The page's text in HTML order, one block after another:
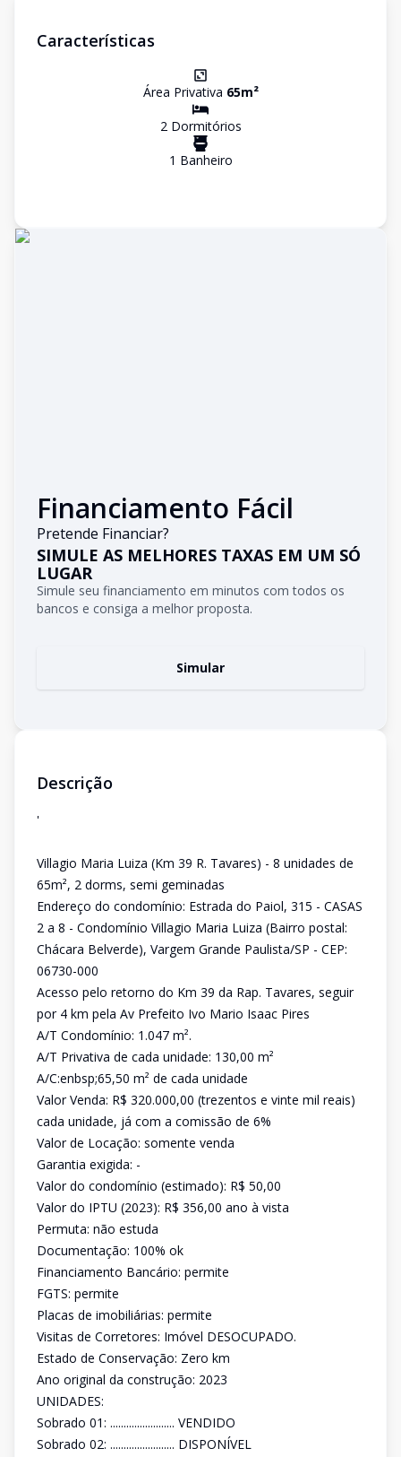
Características
Área Privativa 65m²
2Dormitórios
1 Banheiro
Financiamento Fácil
Pretende Financiar?
SIMULE AS MELHORES TAXAS EM UM SÓ
LUGAR
Simule seu financiamento em minutos com todos os
bancos e consiga a melhor proposta.
Simular
Descrição
'
Villagio Maria Luiza (Km 39 R. Tavares) - 8 unidades de
65m², 2 dorms, semi geminadas
Endereço do condomínio: Estrada do Paiol, 315 - CASAS
2 a 8 - Condomínio Villagio Maria Luiza (Bairro postal:
Chácara Belverde), Vargem Grande Paulista/SP - CEP:
06730-000
Acesso pelo retorno do Km 39 da Rap. Tavares, seguir
por 4 km pela Av Prefeito Ivo Mario Isaac Pires
A/T Condomínio: 1.047 m².
A/T Privativa de cada unidade: 130,00 m²
A/C:enbsp;65,50 m² de cada unidade
Valor Venda: R$ 320.000,00 (trezentos e vinte mil reais)
cada unidade, já com a comissão de 6%
Valor de Locação: somente venda
Garantia exigida: -
Valor do condomínio (estimado): R$ 50,00
Valor do IPTU (2023): R$ 356,00 ano à vista
Permuta: não estuda
Documentação: 100% ok
Financiamento Bancário: permite
FGTS: permite
Placas de imobiliárias: permite
Visitas de Corretores: Imóvel DESOCUPADO.
Estado de Conservação: Zero km
Ano original da construção: 2023
UNIDADES:
Sobrado 01: ........................ VENDIDO
Sobrado 02: ........................ DISPONÍVEL